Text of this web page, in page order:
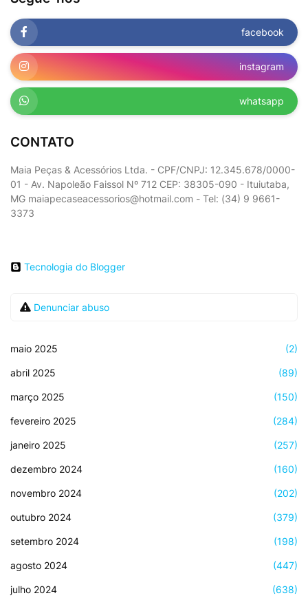
facebook
instagram
whatsapp
CONTATO
Maia Peças & Acessórios Ltda. - CPF/CNPJ: 12.345.678/0000-
01 - Av. Napoleão Faissol Nº 712 CEP: 38305-090 - Ituiutaba,
MG maiapecaseacessorios@hotmail.com - Tel: (34) 9 9661-
3373
Tecnologia do Blogger
Denunciar abuso
maio 2025 (2)
abril 2025 (89)
março 2025 (150)
fevereiro 2025 (284)
janeiro 2025 (257)
dezembro 2024 (160)
novembro 2024 (202)
outubro 2024 (379)
setembro 2024 (198)
agosto 2024 (447)
julho 2024 (638)